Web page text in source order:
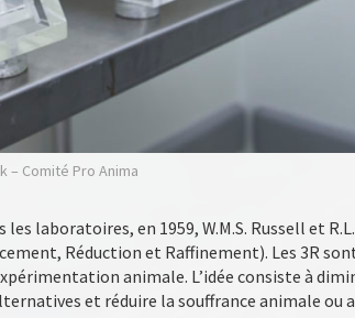
– Comité Pro Anima
laboratoires, en 1959, W.M.S. Russell et
Réduction et Raffinement). Les 3R
animale. L’idée consiste à
et réduire la souffrance animale ou